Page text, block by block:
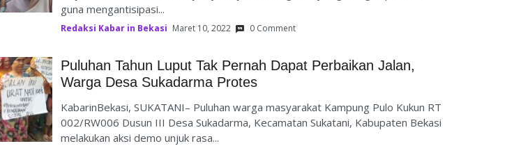
guna mengantisipasi...
Redaksi Kabar in Bekasi Maret 10, 2022 0 Comment
Puluhan Tahun Luput Tak Pernah Dapat Perbaikan Jalan,
Warga Desa Sukadarma Protes
KabarinBekasi, SUKATANI– Puluhan warga masyarakat Kampung Pulo Kukun RT
002/RW006 Dusun III Desa Sukadarma, Kecamatan Sukatani, Kabupaten Bekasi
melakukan aksi demo unjuk rasa...